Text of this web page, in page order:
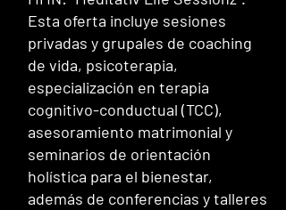
Esta oferta incluye sesiones
privadas y grupales de coaching
de vida, psicoterapia,
especialización en terapia
cognitivo-conductual (TCC),
asesoramiento matrimonial y
seminarios de orientación
holística para el bienestar,
además de conferencias y talleres